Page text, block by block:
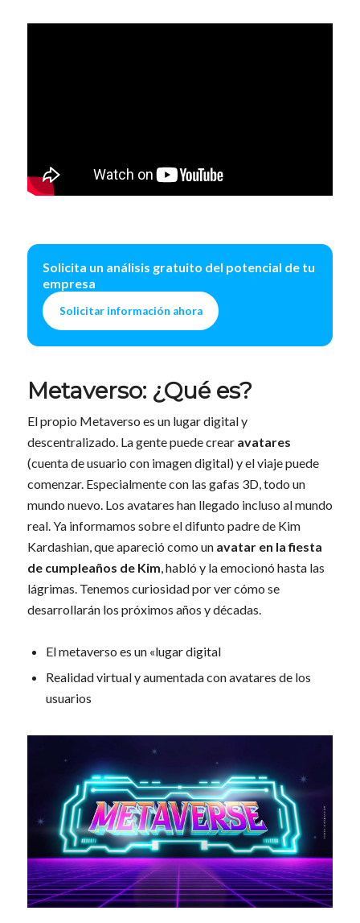
Solicita un análisis gratuito del potencial de tu
empresa
Solicitar información ahora
Metaverso: ¿Qué es?
El propio Metaverso es un lugar digital y
descentralizado. La gente puede crear avatares
(cuenta de usuario con imagen digital) y el viaje puede
comenzar. Especialmente con las gafas 3D, todo un
mundo nuevo. Los avatares han llegado incluso al mundo
real. Ya informamos sobre el difunto padre de Kim
Kardashian, que apareció como un avatar en la fiesta
de cumpleaños de Kim , habló y la emocionó hasta las
lágrimas. Tenemos curiosidad por ver cómo se
desarrollarán los próximos años y décadas.
El metaverso es un «lugar digital
Realidad virtual y aumentada con avatares de los
usuarios